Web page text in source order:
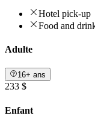
Hotel pick-up
Food and
Adulte
16+ ans
233 $
Enfant